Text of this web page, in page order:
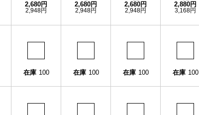
2,680円
2,948円
2,680円
2,948円
2,680円
2,948円
2,880円
3,168円
在庫 100 在庫 100 在庫 100 在庫 100